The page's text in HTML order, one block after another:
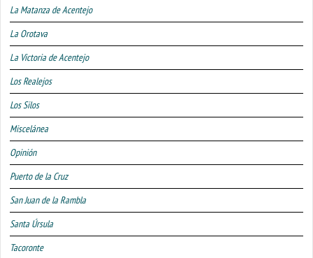
La Matanza de Acentejo
La Orotava
La Victoria de Acentejo
Los Realejos
Los Silos
Miscelánea
Opinión
Puerto de la Cruz
San Juan de la Rambla
Santa Úrsula
Tacoronte